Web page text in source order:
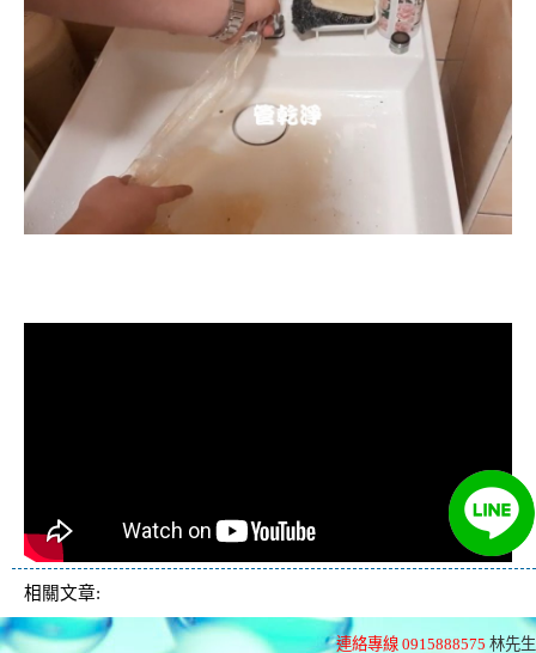
相關文章:
連絡專線 0915888575 林先生